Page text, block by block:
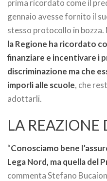
prima ricordato come il
gennaio avesse fornito il
stesso protocollo in
la Regione ha ricordato
finanziare e incentivare i
discriminazione ma che
imporli alle scuole, che
adottarli.
LA REAZIONE
“Conosciamo bene
Lega Nord, ma quella del
commenta Stefano